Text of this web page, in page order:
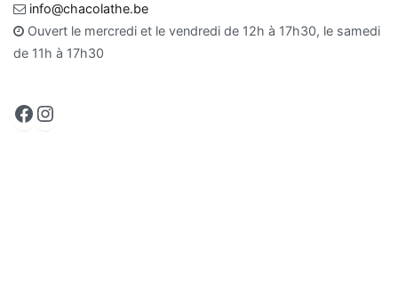
info@chacolathe.be
Ouvert le mercredi et le vendredi de 12h à 17h30, le samedi
de 11h à 17h30
Facebook